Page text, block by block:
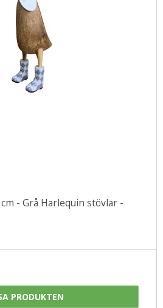
- Grå Harlequin stövlar -
PRODUKTEN